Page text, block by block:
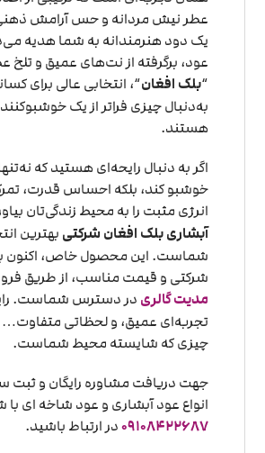
عطر نیش مردانه و حس آرامش ذهنی
یک دود هنرمندانه به شما هدیه
عود، برگرفته از نت‌های عمیق و
“بلک افغان“، انتخابی عالی برای
به‌دنبال چیزی فراتر از یک
هستند.
اگر به دنبال رایحه‌ای هستید که
خوشبو کند، بلکه احساس قدرت،
انرژی مثبت را به محیط زندگی‌تان
آبشاری بلک افغان شرکتی بهترین
شماست. این محصول خاص، اکنون
شرکتی و قیمت مناسب، از طریق
مدیت گالری در دسترس شماست.
تجربه‌ای عمیق، و لحظاتی
چیزی که شایسته محیط شماست.
جهت دریافت مشاوره رایگان و ثبت
انواع عود آبشاری و عود شاخه ای با
09108422687در ارتباط باشید.